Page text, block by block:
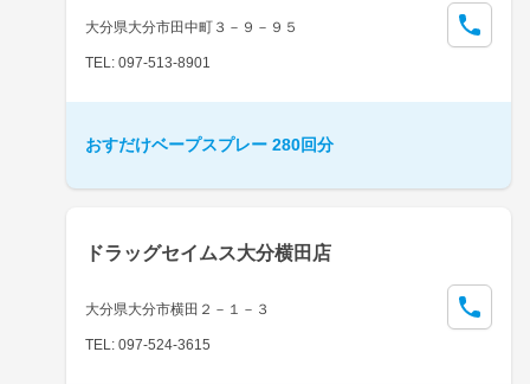
大分県大分市田中町３－９－９５
TEL: 097-513-8901
おすだけベープスプレー 280回分
ドラッグセイムス大分横田店
大分県大分市横田２－１－３
TEL: 097-524-3615